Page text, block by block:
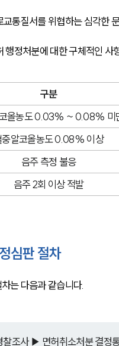
통질서를 위협하는 심각한
행정처분에 대한 구체적인 사
구분
올농도0.03% ~ 0.08% 미
중알코올농도 0.08% 이상
음주 측정 불응
음주 2회 이상 적발
심판 절차
는 다음과 같습니다.
조사 ▶ 면허취소처분 결정